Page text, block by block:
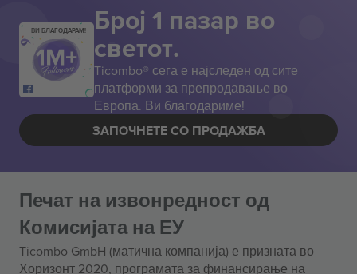
ВИ БЛАГОДАРАМ! Број 1 пазар во
светот.
Ticombo® сега е најследен од сите
платформи за препродавање во
Европа. Ви благодариме!
ЗАПОЧНЕТЕ СО ПРОДАЖБА
Печат на извонредност од
Комисијата на ЕУ
Ticombo GmbH (матична компанија) е призната во
Хоризонт 2020, програмата за финансирање на